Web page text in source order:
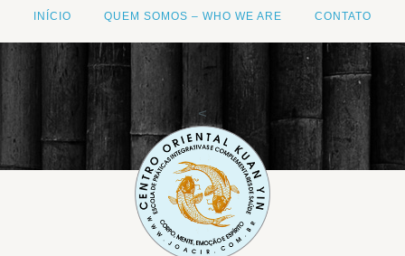
INÍCIO QUEM SOMOS – WHO WE ARE CONTATO
<